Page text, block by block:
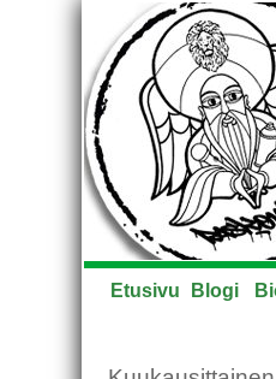
Etusivu Blogi